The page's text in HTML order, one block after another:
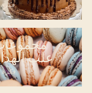
11 فكرة
علب
16 فكرة